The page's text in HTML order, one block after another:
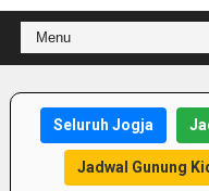
Seluruh Jogja
Jadwal Gunung